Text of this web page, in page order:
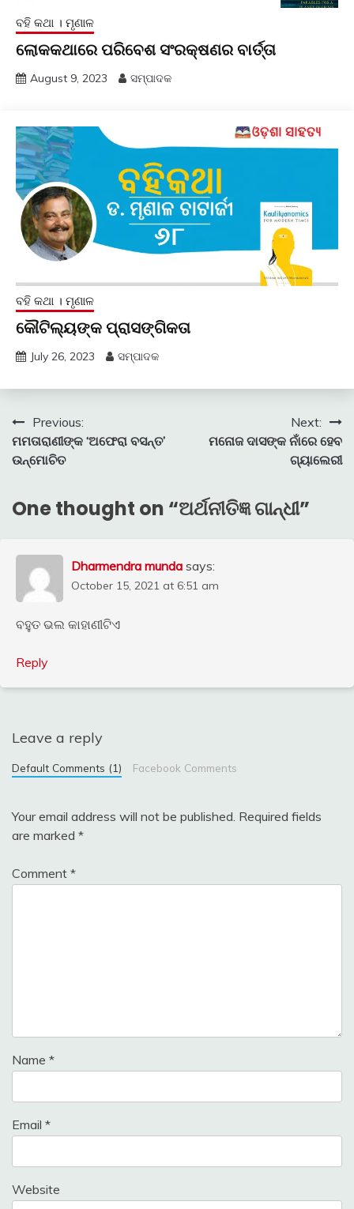
ବହି କଥା । ମୃଣାଳ
ଲୋକକଥାରେ ପରିବେଶ ସଂରକ୍ଷଣର ବାର୍ତ୍ତା
August 9, 2023 ସମ୍ପାଦକ
ବହି କଥା । ମୃଣାଳ
କୌଟିଲ୍ୟଙ୍କ ପ୍ରାସଙ୍ଗିକତା
July 26, 2023 ସମ୍ପାଦକ
Post
navigation
Previous:
ମମତାରାଣୀଙ୍କ ‘ଅଫେରା ବସନ୍ତ’
ଉନ୍ମୋଚିତ
Next:
ମନୋଜ ଦାସଙ୍କ ନାଁରେ ହେବ
ଗ୍ୟାଲେରୀ
One thought on “ଅର୍ଥନୀତିଜ୍ଞ ଗାନ୍ଧୀ”
Dharmendra munda says:
October 15, 2021 at 6:51 am
ବହୁତ ଭଲ କାହାଣୀଟିଏ
Reply
Leave a reply
Default Comments (1) Facebook Comments
Your email address will not be published. Required fields
are marked *
Comment *
Name *
Email *
Website